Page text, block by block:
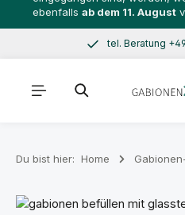
ebenfalls ab dem 11. August
Zum Hauptinhalt springen
tel. Beratung
Du bist hier: Home
Bildergalerie überspringen